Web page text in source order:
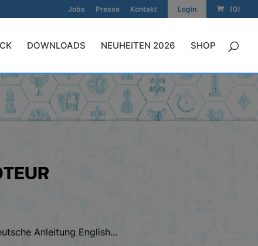
Jobs Presse Kontakt Login (0)
DOWNLOADS NEUHEITEN 2026 SHOP
Anleitung English...